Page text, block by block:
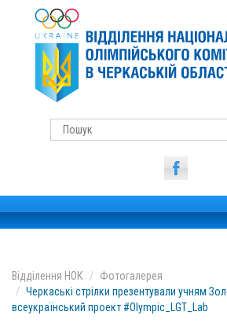
Відділення НОК
Фотогалерея
Черкаські стрілки презентували учням
всеукраїнський проект #Olympic_LGT_Lab